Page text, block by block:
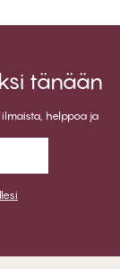
tänään
helppoa ja